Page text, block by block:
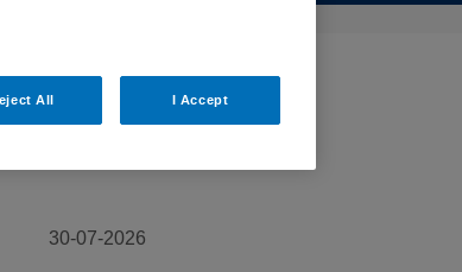
je
die
30-07-2026
All I Accept